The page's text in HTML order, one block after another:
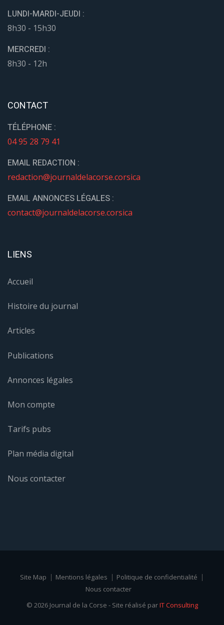
LUNDI-MARDI-JEUDI :
8h30 - 15h30
MERCREDI :
8h30 - 12h
CONTACT
TÉLÉPHONE :
04 95 28 79 41
EMAIL REDACTION :
redaction@journaldelacorse.corsica
EMAIL ANNONCES LÉGALES :
contact@journaldelacorse.corsica
LIENS
Accueil
Histoire du journal
Articles
Publications
Annonces légales
Mon compte
Tarifs pubs
Plan média digital
Nous contacter
Site Map Mentions légales
Politique de confidentialité
Nous contacter
© 2026 Journal de la Corse - Site réalisé parIT Consulting